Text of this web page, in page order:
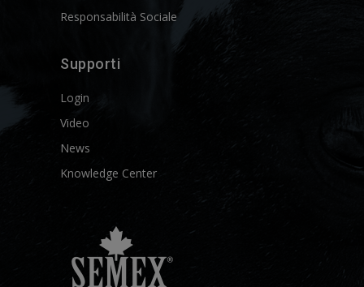
Responsabilità Sociale
Supporti
Login
Video
News
Knowledge Center